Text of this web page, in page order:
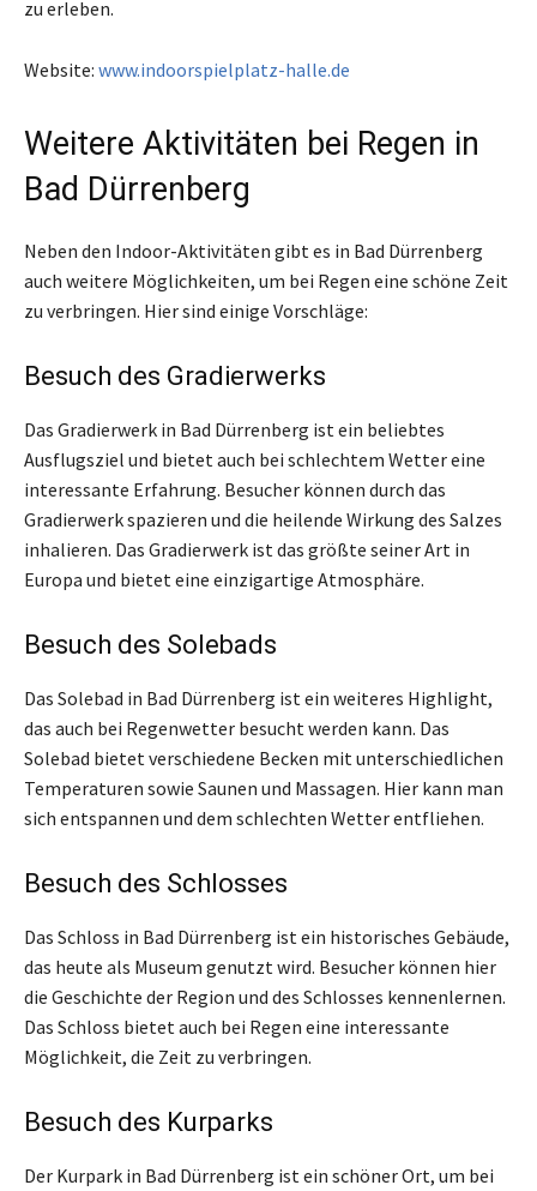
zu erleben.
Website: www.indoorspielplatz-halle.de
Weitere Aktivitäten bei Regen in
Bad Dürrenberg
Neben den Indoor-Aktivitäten gibt es in Bad Dürrenberg
auch weitere Möglichkeiten, um bei Regen eine schöne Zeit
zu verbringen. Hier sind einige Vorschläge:
Besuch des Gradierwerks
Das Gradierwerk in Bad Dürrenberg ist ein beliebtes
Ausflugsziel und bietet auch bei schlechtem Wetter eine
interessante Erfahrung. Besucher können durch das
Gradierwerk spazieren und die heilende Wirkung des Salzes
inhalieren. Das Gradierwerk ist das größte seiner Art in
Europa und bietet eine einzigartige Atmosphäre.
Besuch des Solebads
Das Solebad in Bad Dürrenberg ist ein weiteres Highlight,
das auch bei Regenwetter besucht werden kann. Das
Solebad bietet verschiedene Becken mit unterschiedlichen
Temperaturen sowie Saunen und Massagen. Hier kann man
sich entspannen und dem schlechten Wetter entfliehen.
Besuch des Schlosses
Das Schloss in Bad Dürrenberg ist ein historisches Gebäude,
das heute als Museum genutzt wird. Besucher können hier
die Geschichte der Region und des Schlosses kennenlernen.
Das Schloss bietet auch bei Regen eine interessante
Möglichkeit, die Zeit zu verbringen.
Besuch des Kurparks
Der Kurpark in Bad Dürrenberg ist ein schöner Ort, um bei